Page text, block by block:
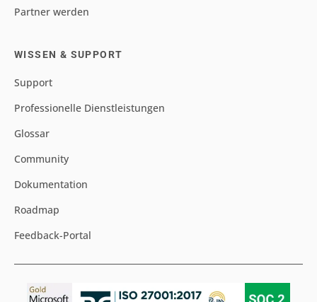
Partner werden
WISSEN & SUPPORT
Support
Professionelle Dienstleistungen
Glossar
Community
Dokumentation
Roadmap
Feedback-Portal